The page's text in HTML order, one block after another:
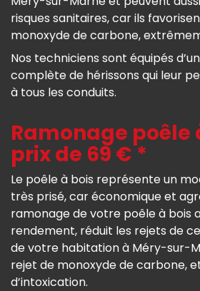
risques sanitaires, car ils
monoxyde de carbone,
Nos techniciens sont équipés
complète de hérissons qui leur
à tous les conduits.
Ramonage poêle
prix de 69 € *
Le poêle à bois représente un
très prisé, car économique et
ramonage de votre poêle à bois
rendement, réduit les rejets de
de votre habitation à Méry-sur-
rejet de monoxyde de carbone,
d’intoxication.